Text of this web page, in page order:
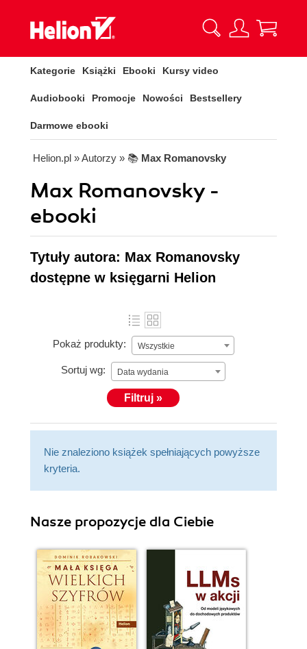
Kategorie Książki Ebooki Kursy video
Audiobooki Promocje Nowości Bestsellery
Darmowe ebooki
Helion.pl » Autorzy » 📚 Max Romanovsky
Max Romanovsky -
ebooki
Tytuły autora: Max Romanovsky
dostępne w księgarni Helion
Pokaż produkty: Wszystkie
Sortuj wg: Data wydania
Filtruj »
Nie znaleziono książek spełniających powyższe
kryteria.
Nasze propozycje dla Ciebie